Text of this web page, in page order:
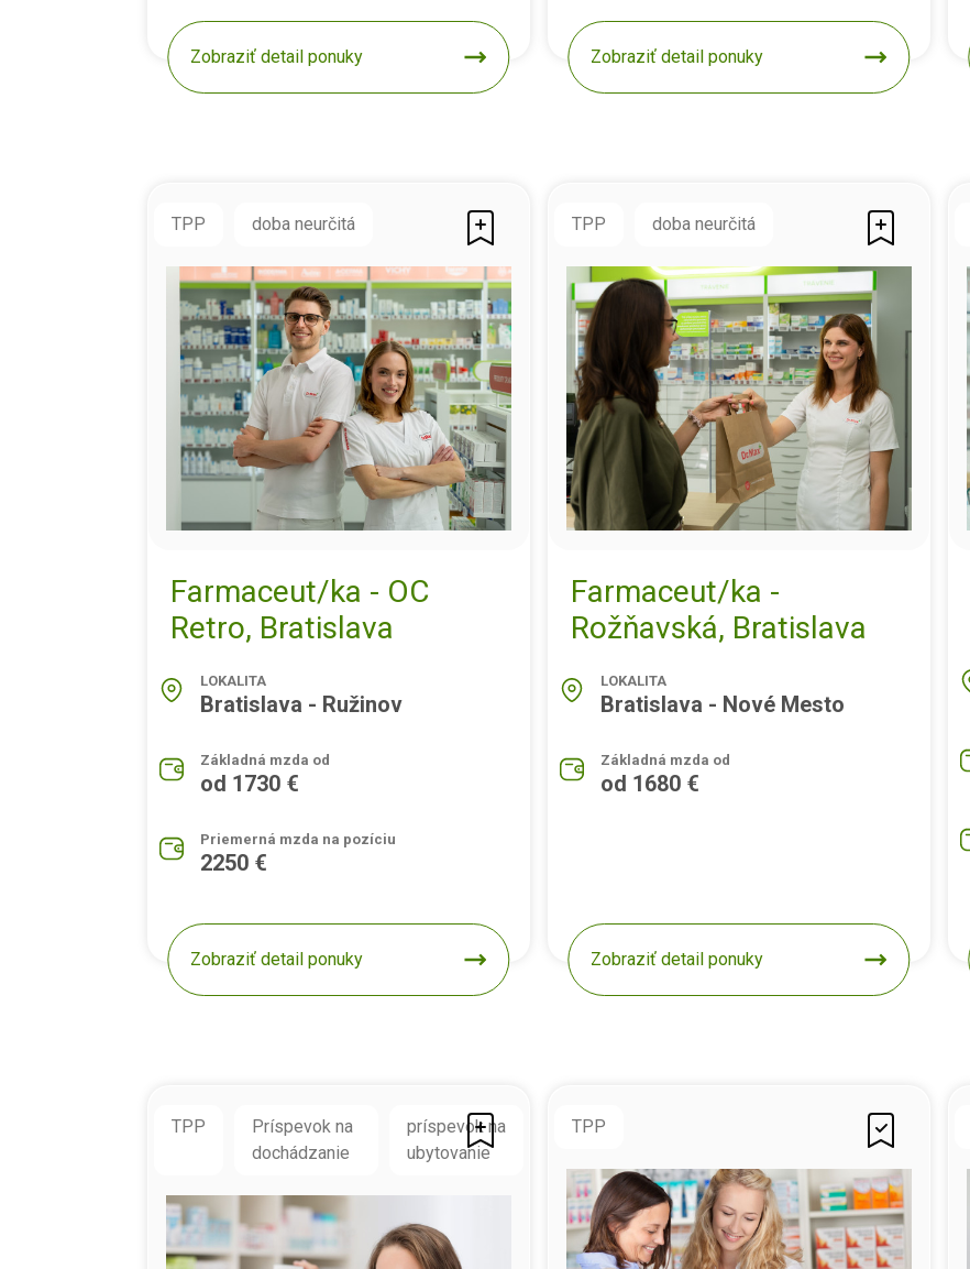
Zobraziť detail ponuky Zobraziť detail ponuky
TPP doba neurčitá
Farmaceut/ka - OC
Retro, Bratislava
LOKALITA
Bratislava - Ružinov
Základná mzda od
od 1730 €
Priemerná mzda na pozíciu
2250 €
Zobraziť detail ponuky
TPP doba neurčitá
Farmaceut/ka -
Rožňavská, Bratislava
LOKALITA
Bratislava - Nové Mesto
Základná mzda od
od 1680 €
Zobraziť detail ponuky
TPP
Príspevok na
dochádzanie
príspevok na
ubytovanie
TPP